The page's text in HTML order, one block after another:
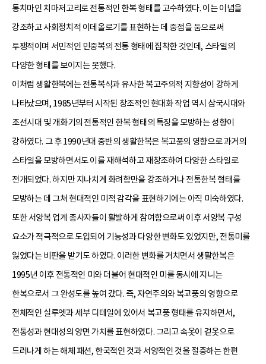
통치마인 치마저고리로 전통적인 한복 형태를 고수하였다. 이는 이념을
강조하고 사회정치적 이데올로기를 표현하는 데 중점을 둠으로써
투쟁적이며 서민적인 민중복의 전통 형태에 집착한 것인데, 스타일의
다양한 형태를 보이지는 못했다.
이처럼 생활한복에는 전통복식과 유사한 복고주의적 지향성이 강하게
나타났으며, 1985년부터 시작된 창조적인 현대화 작업 역시 삼국시대와
조선시대 및 개화기의 전통적인 한복 형태의 특징을 모방하는 성향이
강하였다. 그 후 1990년대 중반의 생활한복은 복고풍의 영향으로 과거의
스타일을 모방하면서도 이를 재해석하고 재창조하여 다양한 스타일로
전개되었다. 하지만 지나치게 화려함만을 강조하거나 전통한복 형태를
모방하는 데 그쳐 현대적인 미적 감각을 표현하기에는 아직 미숙하였다.
또한 서양복 업계 종사자들이 활발하게 참여함으로써 이후 서양복 구성
요소가 적극적으로 도입되어 기능성과 다양한 변화도 있었지만, 전통미를
잃었다는 비판을 받기도 하였다. 이러한 변화를 거치면서 생활한복은
1995년 이후 전통적인 미와 더불어 현대적인 미를 동시에 지니는
한복으로서 그 완성도를 높여 갔다. 즉, 자연주의와 복고풍의 영향으로
전체적인 실루엣과 세부 디테일에 있어서 복고풍 형태를 유지하면서,
전통성과 현대성의 양면 가치를 표현하였다. 그리고 속옷이 겉옷으로
드러나게 하는 해체 패션, 한국적인 것과 서양적인 것을 절충하는 한편